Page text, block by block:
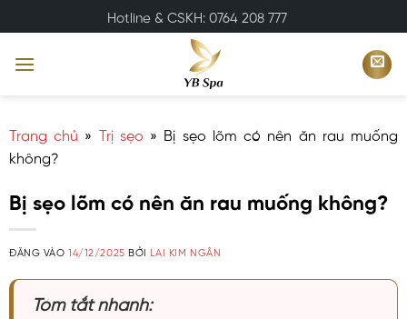
qua
nội
Hotline & CSKH: 0764 208 777
Trang chủ » Trị sẹo » Bị sẹo lõm có nên ăn rau muống
không?
Bị sẹo lõm có nên ăn rau muống không?
ĐĂNG VÀO14/12/2025 BỞI LAI KIM NGÂN
Tóm tắt nhanh: